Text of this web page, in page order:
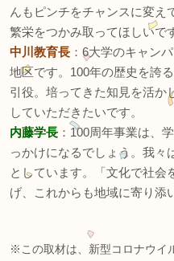
んもピンチをチャンスに変え
繁栄をつかみ取ってほしいで
中川教育長 ：6大学のキャン
地区です。100年の歴史を誇
引役。培ってきた知見を活か
していただきたいです。
内藤学長 ：100周年事業は、
っかけになるでしょう。我々
としています。「文化で社会
げ、これからも地域に寄り添
※この取材は、新型コロナウイ